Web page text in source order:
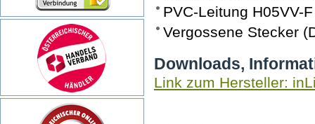
PVC-Leitung H05VV-F
Vergossene Stecker
Downloads,
Link zum Hersteller: